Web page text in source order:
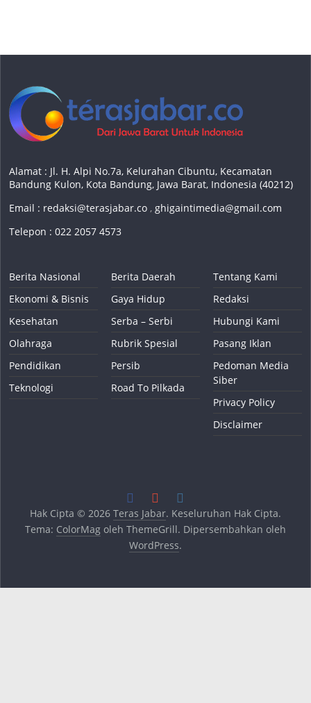
Alamat : Jl. H. Alpi No.7a, Kelurahan Cibuntu, Kecamatan
Bandung Kulon, Kota Bandung, Jawa Barat, Indonesia (40212)
Email : redaksi@terasjabar.co ,ghigaintimedia@gmail.com
Telepon : 022 2057 4573
Berita Nasional
Ekonomi & Bisnis
Kesehatan
Olahraga
Pendidikan
Teknologi
Berita Daerah
Gaya Hidup
Serba – Serbi
Rubrik Spesial
Persib
Road To Pilkada
Tentang Kami
Redaksi
Hubungi Kami
Pasang Iklan
Pedoman Media
Siber
Privacy Policy
Disclaimer
Hak Cipta © 2026 Teras Jabar. Keseluruhan Hak Cipta.
Tema: ColorMagoleh ThemeGrill. Dipersembahkan oleh
WordPress.